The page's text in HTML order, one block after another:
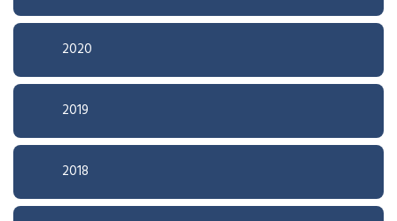
2020
2019
2018